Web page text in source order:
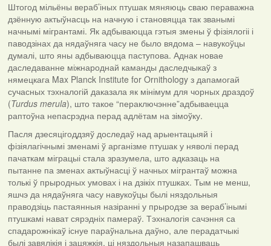
Штогод мільёны вераб’іных птушак мяняюць сваю пераважна
дзённую актыўнасць на начную і становяцца так званымі
начнымі мігрантамі. Як адбываюцца гэтыя змены ў фізіялогіі і
паводзінах да нядаўняга часу не было вядома – навукоўцы
думалі, што яны адбываюцца паступова. Аднак новае
даследаванне міжнароднай каманды даследчыкаў з
нямецкага Max Planck Institute for Ornithology з дапамогай
сучасных тэхналогій даказала як мінімум для чорных драздоў
(Turdus merula), што такое “пераключэнне”адбываецца
раптоўна непасрэдна перад адлётам на зімоўку.
Пасля дзесяцігоддзяў доследаў над арыентацыяй і
фізіялагічнымі зменамі ў арганізме птушак у няволі перад
пачаткам міграцыі стала зразумела, што адказаць на
пытанне па зменах актыўнасці ў начных мігрантаў можна
толькі ў прыродных умовах і на дзікіх птушках. Тым не менш,
яшчэ да нядаўняга часу навукоўцы былі няздольныя
праводзіць пастаянныя назіранні у прыродзе за вераб’інымі
птушкамі нават сярэдніх памераў. Тэхналогія сачэння са
спадарожнікаў існуе параўнальна даўно, але перадатчыкі
былі завялікія і зацяжкія, ці няздольныя назапашваць